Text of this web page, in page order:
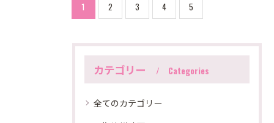
1 2 3 4 5
カテゴリー Categories
全てのカテゴリー